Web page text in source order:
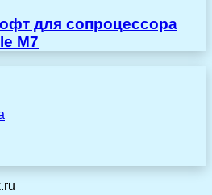
для сопроцессора
M7